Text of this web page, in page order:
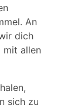
An
dich
mit allen
sich zu